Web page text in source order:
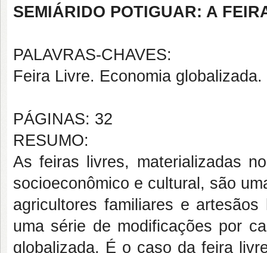
SEMIÁRIDO POTIGUAR: A
PALAVRAS-CHAVES:
Feira Livre. Economia
PÁGINAS: 32
RESUMO:
As feiras livres, materializadas
socioeconômico e cultural, são
agricultores familiares e
uma série de modificações por
globalizada. É o caso da feira